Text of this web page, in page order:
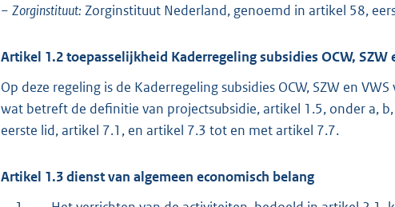
− Zorginstituut: Zorginstituut Nederland, genoemd in artikel 58,
Artikel 1.2 toepasselijkheid Kaderregeling subsidies OCW, SZW
Op deze regeling is de Kaderregeling subsidies OCW, SZW en
wat betreft de definitie van projectsubsidie, artikel 1.5, onder a,
eerste lid, artikel 7.1, en artikel 7.3 tot en met artikel 7.7.
Artikel 1.3 dienst van algemeen economisch belang